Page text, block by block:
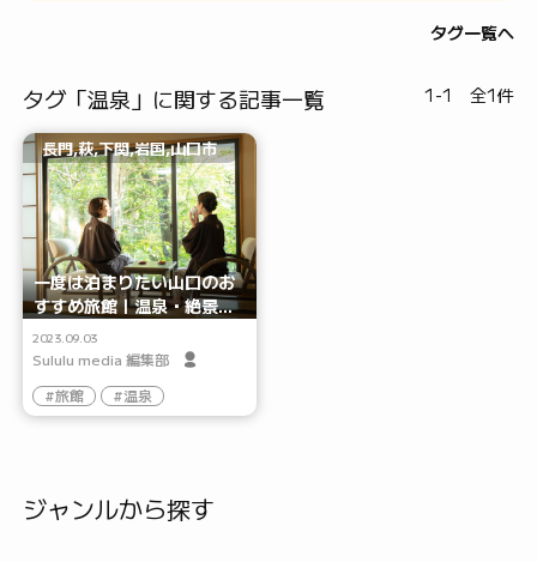
タグ一覧へ
タグ「温泉」に関する記事一覧 1-1 全1件
長門,萩,下関,岩国,山口市
一度は泊まりたい山口のお
すすめ旅館｜温泉・絶景・
料理・雰囲気自慢が勢揃い
2023.09.03
Sululu media 編集部
旅館
温泉
ジャンルから探す